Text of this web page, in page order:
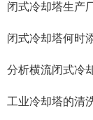
闭式冷却塔生产
闭式冷却塔何时
分析横流闭式冷
工业冷却塔的清